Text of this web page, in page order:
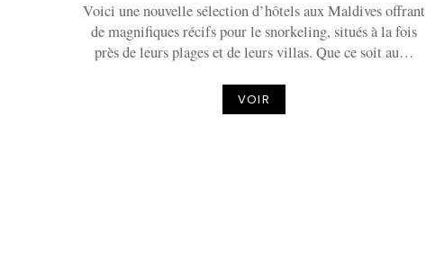
Voici une nouvelle sélection d’hôtels aux Maldives offrant
de magnifiques récifs pour le snorkeling, situés à la fois
près de leurs plages et de leurs villas. Que ce soit au…
VOIR